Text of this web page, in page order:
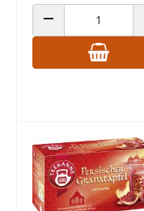
ANZAHL VERRINGERN